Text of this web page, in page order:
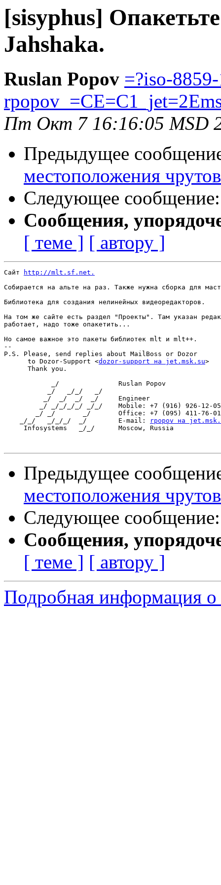
[sisyphus]
Jahshaka.
Ruslan Popov =?iso-
Пт Окт 7 16:16:05 MSD
Предыдущее
местоположения чрутов
Следующее
Сообщения,
[ теме ] [ автору ]
Сайт
http://mlt.sf.net.
Собирается на альте на раз. Также нужна сборка для
Библиотека для создания нелинейных видеоредакторов.
На том же сайте есть раздел "Проекты". Там указан
работает, надо тоже опакетить...
Но самое важное это пакеты библиотек mlt и mlt++.
--
P.S. Please, send replies about MailBoss or Dozor
      to Dozor-Support <
dozor-support на jet.msk.su>
      Thank you.
            _/               Ruslan Popov
           _/   _/_/   _/
          _/  _/  _/  _/     Engineer
         _/ _/_/_/_/ _/_/    Mobile: +7 (916) 926-12-05
        _/ _/       _/       Office: +7 (095) 411-76-01
    _/_/   _/_/_/  _/        E-mail:
rpopov на
     Infosystems   _/_/      Moscow, Russia
Предыдущее
местоположения чрутов
Следующее
Сообщения,
[ теме ] [ автору ]
Подробная информация о